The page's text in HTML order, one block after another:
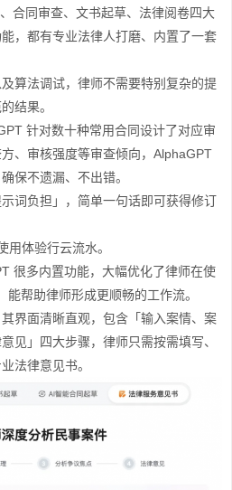
同审查、文书起草、法律阅卷四大
，都有专业法律人打磨、内置了一套
法调试，律师不需要特别复杂的提
结果。
针对数十种常用合同设计了对应审
、审核强度等审查倾向，AlphaGPT
保不遗漏、不出错。
负担」，简单一句话即可获得修订
体验行云流水。
多内置功能，大幅优化了律师在使
帮助律师形成更顺畅的工作流。
面清晰直观，包含「输入案情、案
见」四大步骤，律师只需按需填写、
法律意见书。